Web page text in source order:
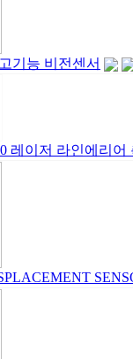
기능 비전센서
레이저 라인에리어